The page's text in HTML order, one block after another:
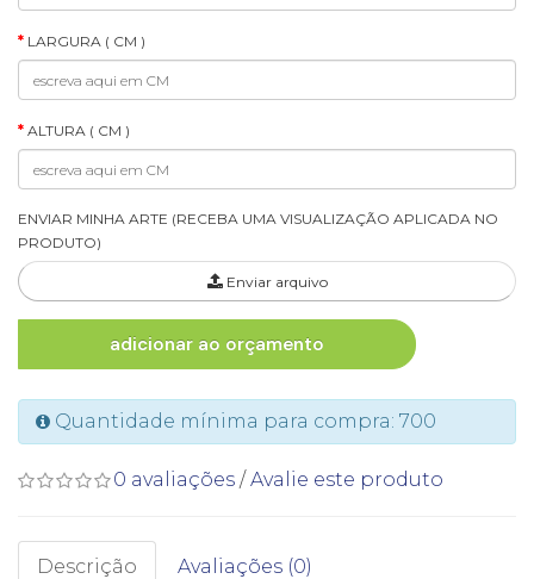
LARGURA ( CM )
ALTURA ( CM )
ENVIAR MINHA ARTE (RECEBA UMA VISUALIZAÇÃO APLICADA NO
PRODUTO)
Enviar arquivo
adicionar ao orçamento
Quantidade mínima para compra: 700
0 avaliações /Avalie este produto
Descrição Avaliações (0)